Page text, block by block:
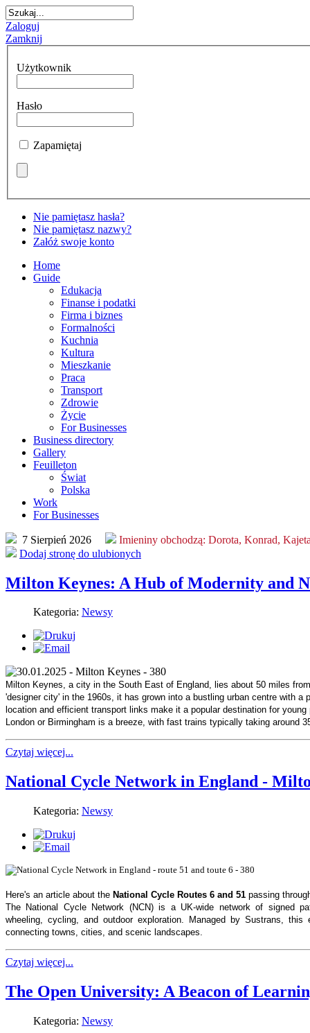
Zaloguj
Zamknij
Użytkownik
Hasło
Zapamiętaj
Nie pamiętasz hasła?
Nie pamiętasz nazwy?
Załóż swoje konto
Home
Guide
Edukacja
Finanse i podatki
Firma i biznes
Formalności
Kuchnia
Kultura
Mieszkanie
Praca
Transport
Zdrowie
Życie
For Businesses
Business directory
Gallery
Feuilleton
Świat
Polska
Work
For Businesses
7 Sierpień 2026 Imieniny obchodzą: Dorota, Konrad,
Dodaj stronę do ulubionych
Milton Keynes: A Hub of Modernity and
Kategoria: Newsy
Milton Keynes, a city in the South East of England, lies about 50 miles
'designer city' in the 1960s, it has grown into a bustling urban centre with a
location and efficient transport links make it a popular destination for
London or Birmingham is a breeze, with fast trains typically taking around
Czytaj więcej...
National Cycle Network in England -
Kategoria: Newsy
Here's an article about the National Cycle Routes 6 and 51 passing
The National Cycle Network (NCN) is a UK-wide network of signed
wheeling, cycling, and outdoor exploration. Managed by Sustrans,
connecting towns, cities, and scenic landscapes.
Czytaj więcej...
The Open University: A Beacon of
Kategoria: Newsy